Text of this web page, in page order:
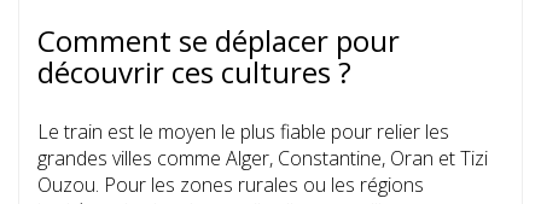
Comment se déplacer pour
découvrir ces cultures ?
Le train est le moyen le plus fiable pour relier les
grandes villes comme Alger, Constantine, Oran et Tizi
Ouzou. Pour les zones rurales ou les régions